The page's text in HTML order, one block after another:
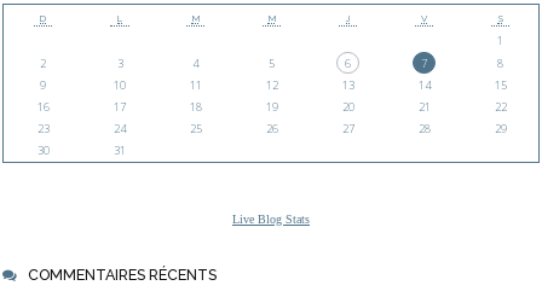
D L M M J V S
1
2
3 4 5 6 7
8
9
10 11 12 13 14
15
16
17 18 19 20 21
22
23
24 25 26 27 28
29
30
31
Live Blog Stats
COMMENTAIRES RÉCENTS